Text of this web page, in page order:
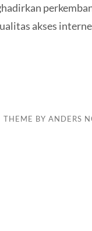
akses
THEME BYANDERS